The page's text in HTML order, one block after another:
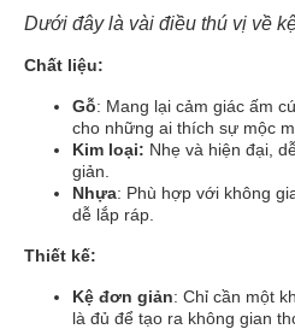
Dưới đây là vài điều thú vị về
Chất liệu:
Gỗ: Mang lại cảm giác ấm
cho những ai thích sự mộc
Kim loại: Nhẹ và hiện đại,
giản.
Nhựa: Phù hợp với không
dễ lắp ráp.
Thiết kế:
Kệ đơn giản: Chỉ cần một
là đủ để tạo ra không gian